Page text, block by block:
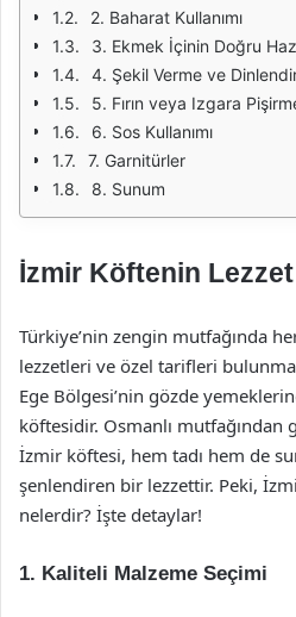
2. Baharat Kullanımı
3. Ekmek İçinin Doğru
4. Şekil Verme ve
5. Fırın veya Izgara
6. Sos Kullanımı
7. Garnitürler
8. Sunum
İzmir Köftenin Lezzet
Türkiye’nin zengin mutfağında
lezzetleri ve özel tarifleri
Ege Bölgesi’nin gözde
köftesidir. Osmanlı mutfağından
İzmir köftesi, hem tadı hem de
şenlendiren bir lezzettir. Peki,
nelerdir? İşte detaylar!
1. Kaliteli Malzeme Seçimi